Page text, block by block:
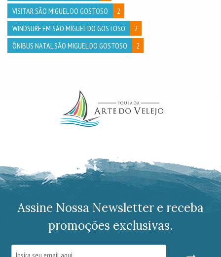
VISITAR SÃO MIGUEL DO GOSTOSO
2
WINDSURF EM SÃO MIGUEL DO GOSTOSO
2
ÔNIBUS NATAL SÃO MIGUEL DO GOSTOSO
2
Assine Nossa Newsletter e receba
promoções exclusivas.
→